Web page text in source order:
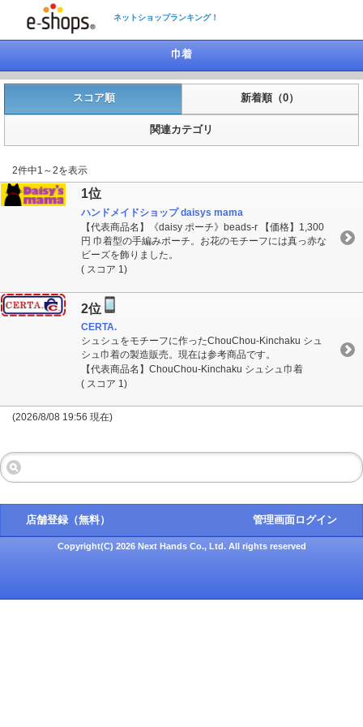
ネットショップランキング！
巾着
スコア順 新着順（0）
関連カテゴリ
2件中1～2を表示
1位
ハンドメイドショップ daisys mama
【代表商品名】《daisy ポーチ》beads-r 【価格】1,300
円 巾着型の手編みポーチ。お花のモチーフには真っ赤な
ビーズを飾りました。
( スコア 1)
2位
CERTA.
シュシュをモチーフに作ったChouChou-Kinchaku シュ
シュ巾着の製造販売。現在は参考商品です。
【代表商品名】ChouChou-Kinchaku シュシュ巾着
( スコア 1)
(2026/8/08 19:56 現在)
店舗登録（無料） 管理画面ログイン
Copyright(C) 2026 Next Hands Co., Ltd. All rights reserved